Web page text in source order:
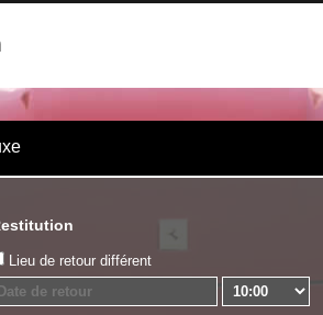
Lieu de retour différent